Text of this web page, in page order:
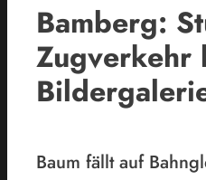
Bamberg:
Zugverkehr
Baum fällt auf